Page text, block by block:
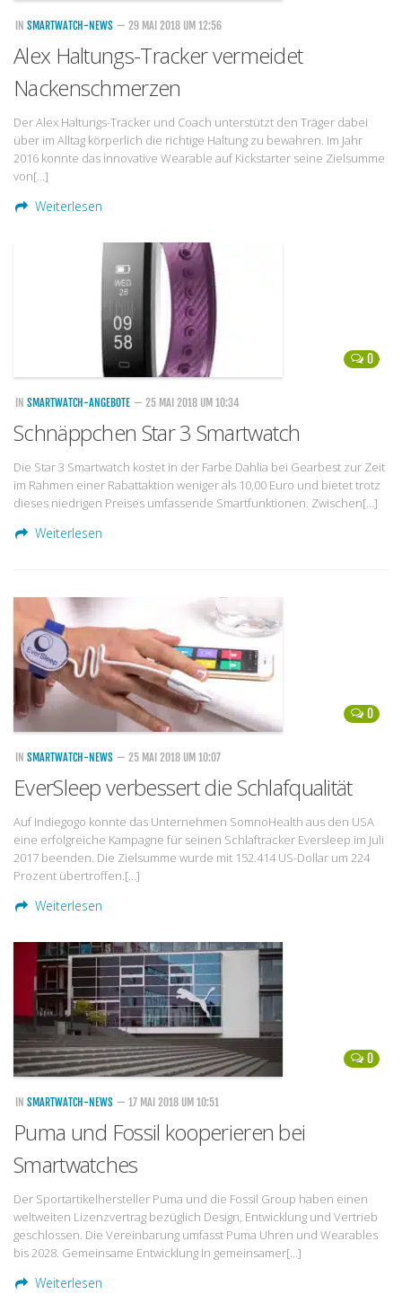
IN SMARTWATCH-NEWS — 29 MAI 2018 UM 12:56
Alex Haltungs-Tracker vermeidet
Nackenschmerzen
Der Alex Haltungs-Tracker und Coach unterstützt den Träger dabei
über im Alltag körperlich die richtige Haltung zu bewahren. Im Jahr
2016 konnte das innovative Wearable auf Kickstarter seine Zielsumme
von[…]
Weiterlesen
0
IN SMARTWATCH-ANGEBOTE — 25 MAI 2018 UM 10:34
Schnäppchen Star 3 Smartwatch
Die Star 3 Smartwatch kostet in der Farbe Dahlia bei Gearbest zur Zeit
im Rahmen einer Rabattaktion weniger als 10,00 Euro und bietet trotz
dieses niedrigen Preises umfassende Smartfunktionen. Zwischen[…]
Weiterlesen
0
IN SMARTWATCH-NEWS — 25 MAI 2018 UM 10:07
EverSleep verbessert die Schlafqualität
Auf Indiegogo konnte das Unternehmen SomnoHealth aus den USA
eine erfolgreiche Kampagne für seinen Schlaftracker Eversleep im Juli
2017 beenden. Die Zielsumme wurde mit 152.414 US-Dollar um 224
Prozent übertroffen.[…]
Weiterlesen
0
IN SMARTWATCH-NEWS — 17 MAI 2018 UM 10:51
Puma und Fossil kooperieren bei
Smartwatches
Der Sportartikelhersteller Puma und die Fossil Group haben einen
weltweiten Lizenzvertrag bezüglich Design, Entwicklung und Vertrieb
geschlossen. Die Vereinbarung umfasst Puma Uhren und Wearables
bis 2028. Gemeinsame Entwicklung In gemeinsamer[…]
Weiterlesen